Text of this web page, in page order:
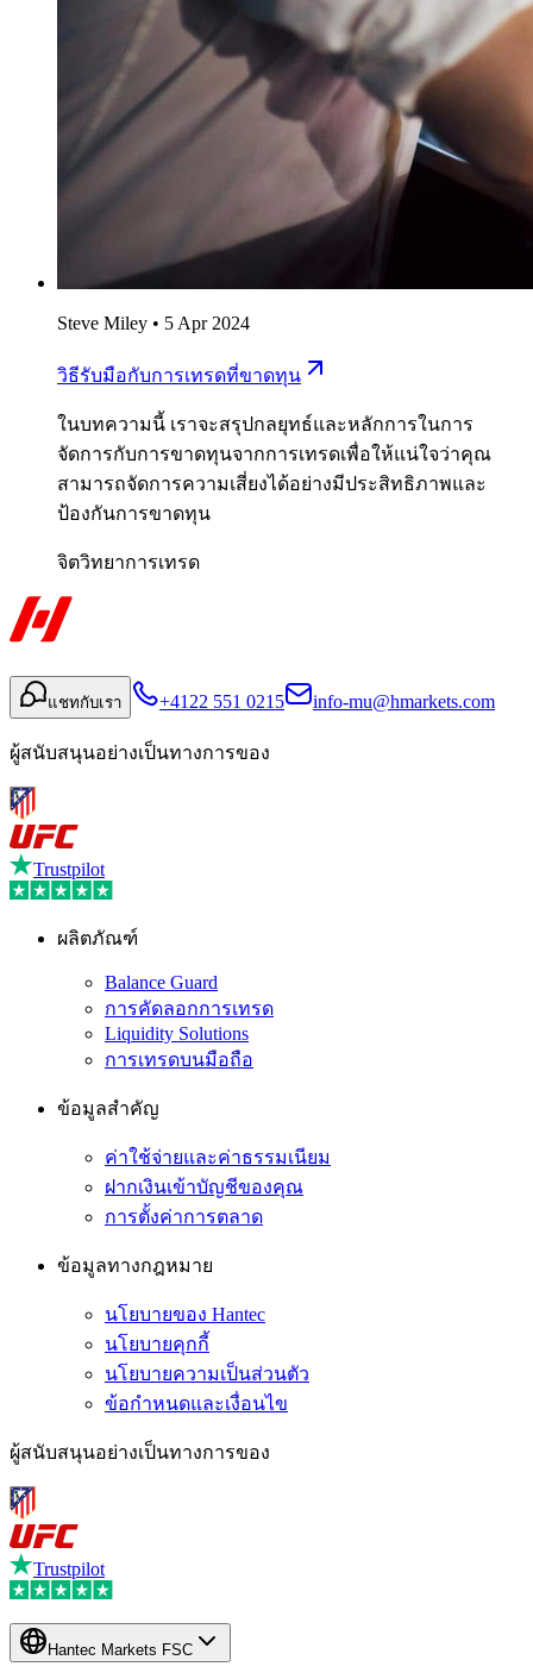
Steve Miley • 5 Apr 2024
วิธีรับมือกับการเทรดที่ขาดทุน
ในบทความนี้ เราจะสรุปกลยุทธ์และหลักการในการ
จัดการกับการขาดทุนจากการเทรดเพื่อให้แน่ใจว่าคุณ
สามารถจัดการความเสี่ยงได้อย่างมีประสิทธิภาพและ
ป้องกันการขาดทุน
จิตวิทยาการเทรด
แชทกับเรา +4122 551 0215 info-mu@hmarkets.com
ผู้สนับสนุนอย่างเป็นทางการของ
Trustpilot
ผลิตภัณฑ์
Balance Guard
การคัดลอกการเทรด
Liquidity Solutions
การเทรดบนมือถือ
ข้อมูลสำคัญ
ค่าใช้จ่ายและค่าธรรมเนียม
ฝากเงินเข้าบัญชีของคุณ
การตั้งค่าการตลาด
ข้อมูลทางกฎหมาย
นโยบายของ Hantec
นโยบายคุกกี้
นโยบายความเป็นส่วนตัว
ข้อกำหนดและเงื่อนไข
ผู้สนับสนุนอย่างเป็นทางการของ
Trustpilot
Hantec Markets FSC